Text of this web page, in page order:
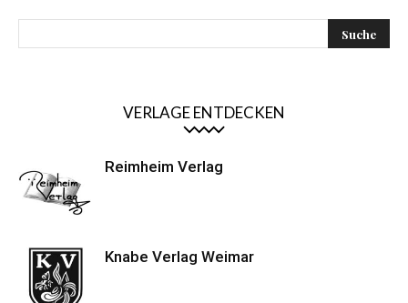
VERLAGE ENTDECKEN
Reimheim Verlag
Knabe Verlag Weimar